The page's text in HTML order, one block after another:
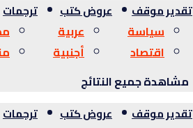
تقدير موقف
سياسة
اقتصاد
عروض كتب
عربية
أجنبية
ترجمات
مشاهدة جميع النتائج
تقدير موقف عروض كتب ترجمات